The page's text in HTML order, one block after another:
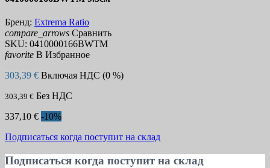
Бренд: Extrema Ratio
compare_arrows Сравнить
SKU: 0410000166BWTM
favorite В Избранное
303,39 € Включая НДС (0 %)
303,39 € Без НДС
337,10 € -10%
Подписаться когда поступит на склад
Подписаться когда поступит на склад